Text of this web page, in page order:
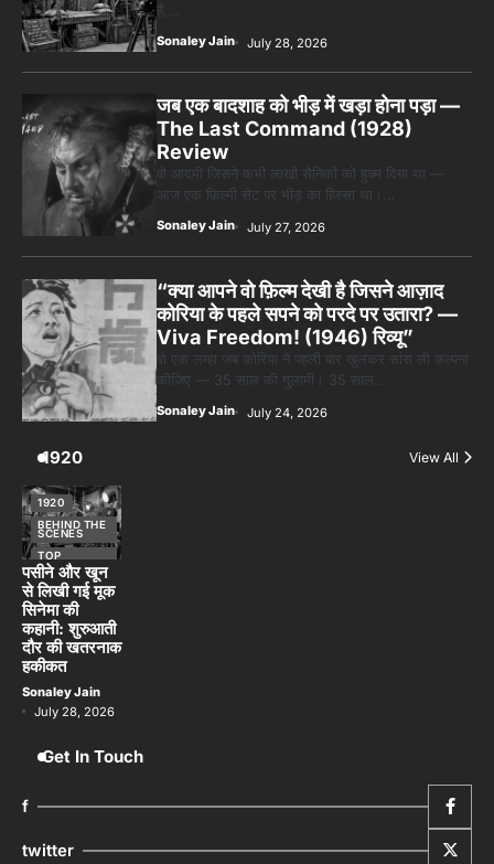
हैं,…
Sonaley Jain July 28, 2026
जब एक बादशाह को भीड़ में खड़ा होना पड़ा —
The Last Command (1928)
Review
वो आदमी जिसने कभी लाखों सैनिकों को हुक्म दिया था —
आज एक फ़िल्मी सेट पर भीड़ का हिस्सा था।…
Sonaley Jain July 27, 2026
“क्या आपने वो फ़िल्म देखी है जिसने आज़ाद
कोरिया के पहले सपने को परदे पर उतारा? —
Viva Freedom! (1946) रिव्यू”
वो एक लम्हा जब कोरिया ने पहली बार खुलकर सांस ली कल्पना
कीजिए — 35 साल की गुलामी। 35 साल…
Sonaley Jain July 24, 2026
1920 View All
1920
BEHIND THE
SCENES
TOP
STORIES
पसीने और खून
से लिखी गई मूक
सिनेमा की
कहानी: शुरुआती
दौर की खतरनाक
हकीकत
Sonaley Jain
July 28, 2026
Get In Touch
f
twitter